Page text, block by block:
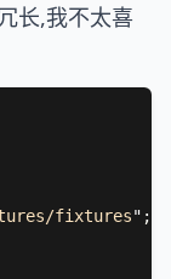
长,我不太喜
fixtures"